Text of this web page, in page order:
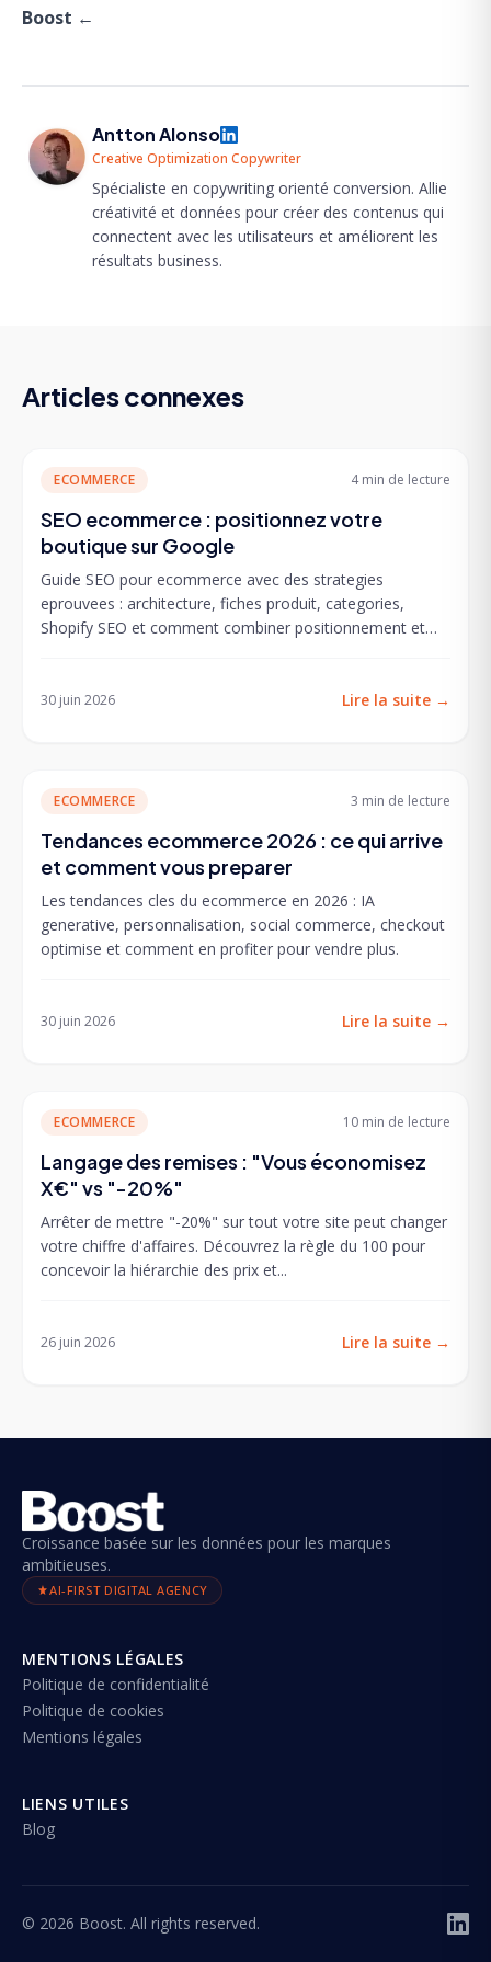
Boost ←
Antton Alonso
Creative Optimization Copywriter
Spécialiste en copywriting orienté conversion. Allie
créativité et données pour créer des contenus qui
connectent avec les utilisateurs et améliorent les
résultats business.
Articles connexes
ECOMMERCE 4 min de lecture
SEO ecommerce : positionnez votre
boutique sur Google
Guide SEO pour ecommerce avec des strategies
eprouvees : architecture, fiches produit, categories,
Shopify SEO et comment combiner positionnement et
30 juin 2026 Lire la suite →
ECOMMERCE 3 min de lecture
Tendances ecommerce 2026 : ce qui arrive
et comment vous preparer
Les tendances cles du ecommerce en 2026 : IA
generative, personnalisation, social commerce, checkout
optimise et comment en profiter pour vendre plus.
30 juin 2026 Lire la suite →
ECOMMERCE 10 min de lecture
Langage des remises : "Vous économisez
X€" vs "-20%"
Arrêter de mettre "-20%" sur tout votre site peut changer
votre chiffre d'affaires. Découvrez la règle du 100 pour
concevoir la hiérarchie des prix et...
26 juin 2026 Lire la suite →
Croissance basée sur les données pour les marques
ambitieuses.
AI-FIRST DIGITAL AGENCY
MENTIONS LÉGALES
Politique de confidentialité
Politique de cookies
Mentions légales
LIENS UTILES
Blog
© 2026 Boost. All rights reserved.